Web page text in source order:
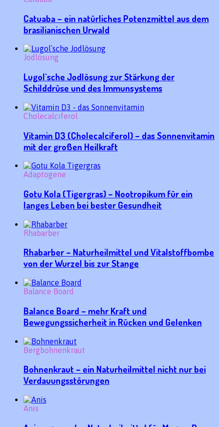
Catuaba – ein natürliches Potenzmittel aus dem
brasilianischen Urwald
Jodlösung
Lugol`sche Jodlösung zur Stärkung der
Schilddrüse und des Immunsystems
Cholecalciferol
Vitamin D3 (Cholecalciferol) – das Sonnenvitamin
mit der großen Heilkraft
Adaptogene
Gotu Kola (Tigergras) – Nootropikum für ein
langes Leben bei bester Gesundheit
Rhabarber
Rhabarber – Naturheilmittel und Vitalstoffbombe
von der Wurzel bis zur Stange
Balance Board
Balance Board – mehr Kraft und
Bewegungssicherheit in Rücken und Gelenken
Bergbohnenkraut
Bohnenkraut – ein Naturheilmittel nicht nur bei
Verdauungsstörungen
Anis